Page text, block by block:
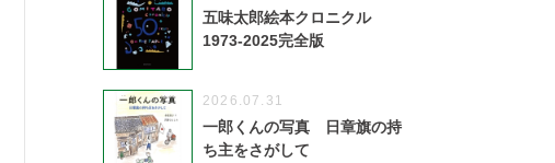
五味太郎絵本クロニクル
1973-2025完全版
2026.07.31
一郎くんの写真 日章旗の持
ち主をさがして